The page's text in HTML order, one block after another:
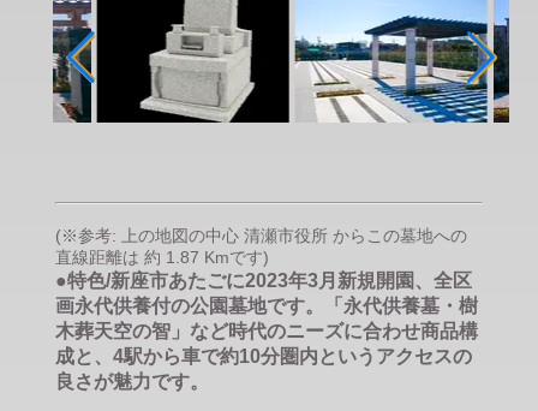
(※参考: 上の地図の中心 清瀬市役所 からこの墓地への
直線距離は 約 1.87 Kmです)
●特色/新座市あたごに2023年3月新規開園、全区
画永代供養付の公園墓地です。「永代供養墓・樹
木葬天空の智」など時代のニーズに合わせ商品構
成と、4駅から車で約10分圏内というアクセスの
良さが魅力です。